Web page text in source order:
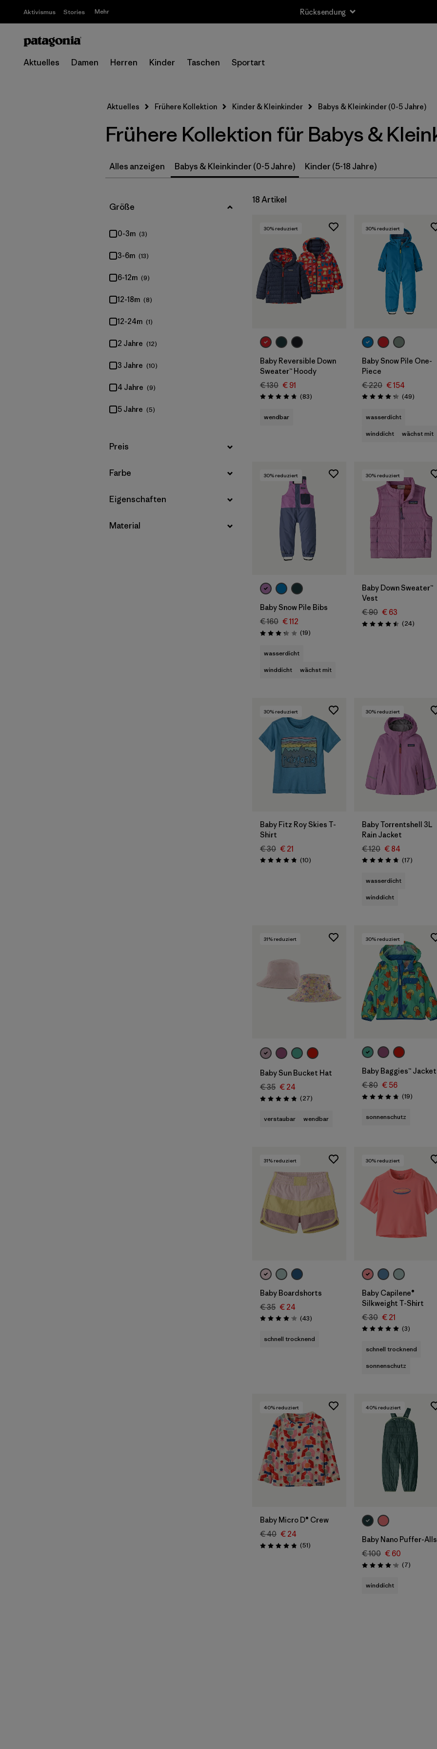
Aktivismus Stories Mehr Rücksendung
Aktuelles Damen Herren Kinder Taschen Sportart
12-18m (8)
12-24m (1)
(9)
Eigenschaften
Aktuelles Frühere Kollektion Kinder & Kleinkinder Babys & Kleinkinder (0-5 Jahre)
Frühere Kollektion für Babys &
Alles anzeigen Babys & Kleinkinder (0-5 Jahre) Kinder (5-18 Jahre)
Filter by
Größe
0-3m (3)
3-6m (13)
6-12m (9)
12-18m (8)
12-24m (1)
2 Jahre (12)
3 Jahre (10)
4 Jahre (9)
5 Jahre (5)
Filter by
Preis
Filter by
Farbe
Filter by
Eigenschaften
Filter by
Material
18 Artikel
30% reduziert
Baby Reversible Down
Sweater™ Hoody
€ 130 € 91
Bewertung: 4.7 / 5
(83Rezensionen
)
wendbar
30% reduziert
Baby Snow Pile One-
Piece
€ 220 € 154
Bewertung: 4.2 / 5
(49)
wasserdicht
winddicht
wächst mit
30% reduziert
Baby Snow Pile Bibs
€ 160 € 112
Bewertung: 3.3 / 5
(19Rezensionen
)
wasserdicht
winddicht
wächst mit
30% reduziert
Baby Down Sweater™
Vest
€ 90 € 63
Bewertung: 4.5 / 5
(24)
30% reduziert
Baby Fitz Roy Skies T-
Shirt
€ 30 € 21
Bewertung: 4.8 / 5
(10Rezensionen
)
30% reduziert
Baby Torrentshell 3L
Rain Jacket
€ 120 € 84
Bewertung: 4.8 / 5
(17)
wasserdicht
winddicht
31% reduziert
Baby Sun Bucket Hat
€ 35 € 24
Bewertung: 4.9 / 5
(27Rezensionen
)
verstaubar wendbar
30% reduziert
Baby Baggies™ Jacket
€ 80 € 56
Bewertung: 4.7 / 5
(19)
sonnenschutz
31% reduziert
Baby Boardshorts
€ 35 € 24
Bewertung: 4.1 / 5
(43Rezensionen
)
schnell trocknend
30% reduziert
Baby Capilene®
Silkweight T-Shirt
€ 30 € 21
Bewertung: 5.0 / 5
(3)
schnell trocknend
sonnenschutz
40% reduziert
Baby Micro D® Crew
€ 40 € 24
Bewertung: 4.9 / 5
(51Rezensionen
)
40% reduziert
Baby Nano Puffer-Alls
€ 100 € 60
Bewertung: 4.1 / 5
(7)
winddicht